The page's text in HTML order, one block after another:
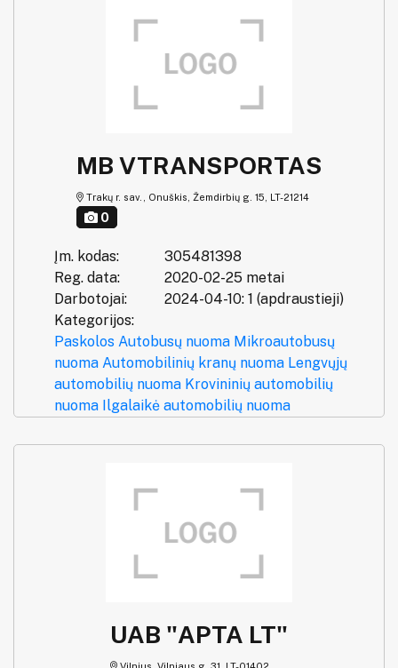
MB VTRANSPORTAS
Trakų r. sav., Onuškis, Žemdirbių g. 15, LT-21214
0
Įm. kodas:
305481398
Reg. data:
2020-02-25 metai
Darbotojai:
2024-04-10: 1 (apdraustieji)
Kategorijos:
Paskolos Autobusų nuoma Mikroautobusų
nuoma Automobilinių kranų nuoma Lengvųjų
automobilių nuoma Krovininių automobilių
nuoma Ilgalaikė automobilių nuoma
UAB "APTA LT"